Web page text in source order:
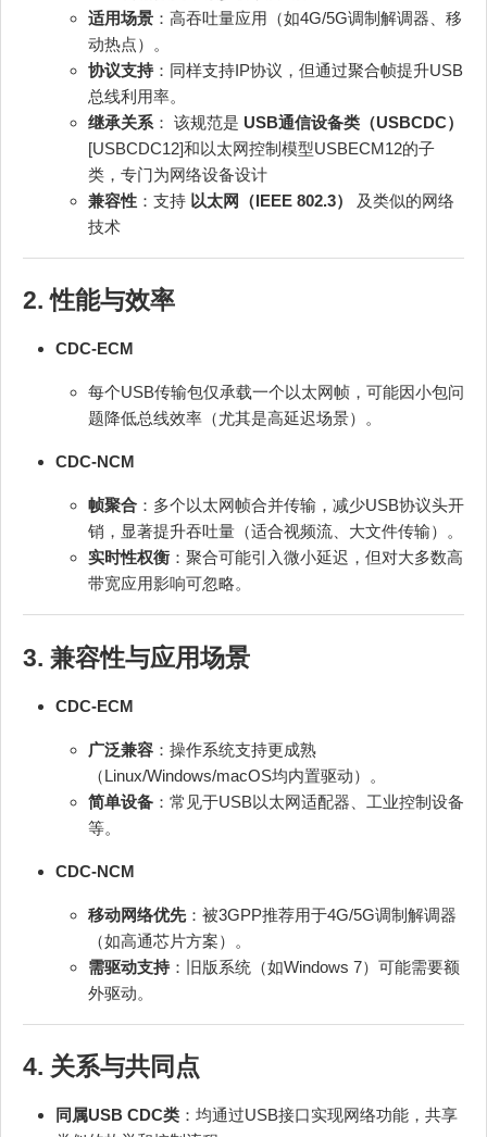
适用场景 ：高吞吐量应用（如4G/5G调制解调器、移
动热点）。
协议支持：同样支持IP协议，但通过聚合帧提升USB
总线利用率。
继承关系 ： 该规范是 USB通信设备类（USBCDC）
[USBCDC12]和以太网控制模型USBECM12的子
类，专门为网络设备设计
兼容性 ：支持 以太网（IEEE 802.3）
及类似的网络
技术
2. 性能与效率
CDC-ECM
每个USB传输包仅承载一个以太网帧，可能因小包问
题降低总线效率（尤其是高延迟场景）。
CDC-NCM
帧聚合 ：多个以太网帧合并传输，减少USB协议头开
销，显著提升吞吐量（适合视频流、大文件传输）。
实时性权衡 ：聚合可能引入微小延迟，但对大多数高
带宽应用影响可忽略。
3. 兼容性与应用场景
CDC-ECM
广泛兼容 ：操作系统支持更成熟
（Linux/Windows/macOS均内置驱动）。
简单设备 ：常见于USB以太网适配器、工业控制设备
等。
CDC-NCM
移动网络优先：被3GPP推荐用于4G/5G调制解调器
（如高通芯片方案）。
需驱动支持：旧版系统（如Windows 7）可能需要额
外驱动。
4. 关系与共同点
同属USB CDC类 ：均通过USB接口实现网络功能，共享